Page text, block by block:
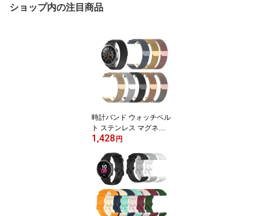
ショップ内の注目商品
時計バンド ウォッチベル
ト ステンレス マグネッ
ト式腕時計バンド スマー
8mm 20mm 22mm 交換
ベルト メッシュバンド g
armin galaxy huawei am
azfit foosil
1,428 円